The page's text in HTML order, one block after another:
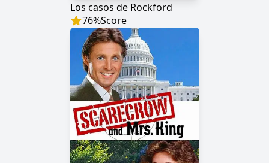
Los casos de Rockford
76%Score